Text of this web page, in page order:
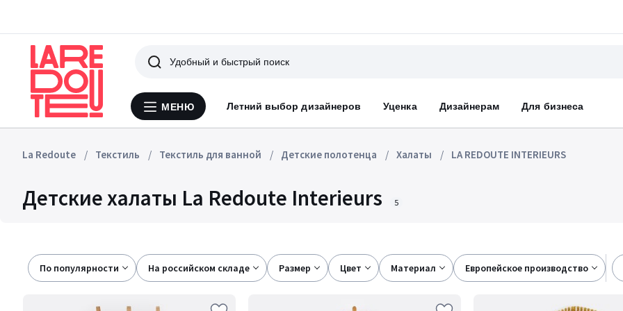
Меню
МЕНЮ Летний выбор дизайнеров Уценка Дизайнерам Для бизнеса
Поиск
La Redoute Текстиль Текстиль для ванной Детские полотенца Халаты LA REDOUTE INTERIEURS
Детские халаты La Redoute Interieurs 5
По популярности на российском складе размер цвет материал европейское производство